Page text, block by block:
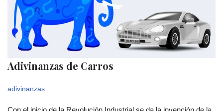
Adivinanzas de Carros
adivinanzas